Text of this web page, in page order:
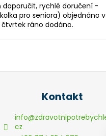
doporučit, rychlé doručení -
pro seniora) objednáno v
ráno dodáno.
Kontakt
info@
cz